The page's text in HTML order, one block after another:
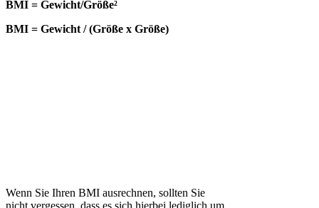
BMI = Gewicht/Größe²
BMI = Gewicht / (Größe x Größe)
Wenn Sie Ihren BMI ausrechnen, sollten Sie